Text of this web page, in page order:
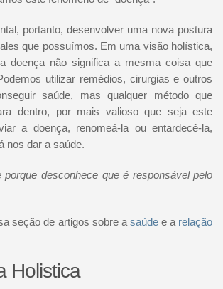
portanto, desenvolver uma nova postura
que possuímos. Em uma visão holística,
doença não significa a mesma coisa que
utilizar remédios, cirurgias e outros
saúde, mas qualquer método que
dentro, por mais valioso que seja este
a doença, renomeá-la ou entardecê-la,
nos dar a saúde.
desconhece que é responsável pelo
seção de artigos sobre a saúde e a relação
Holistica